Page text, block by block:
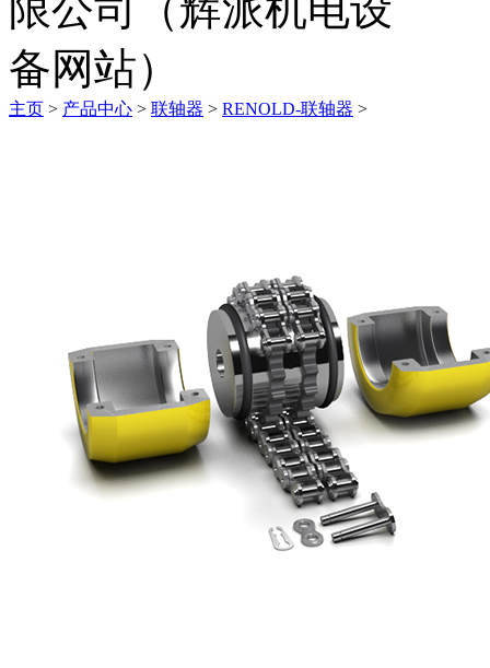
主页 > 产品中心 > 联轴器 > RENOLD-联轴器 >